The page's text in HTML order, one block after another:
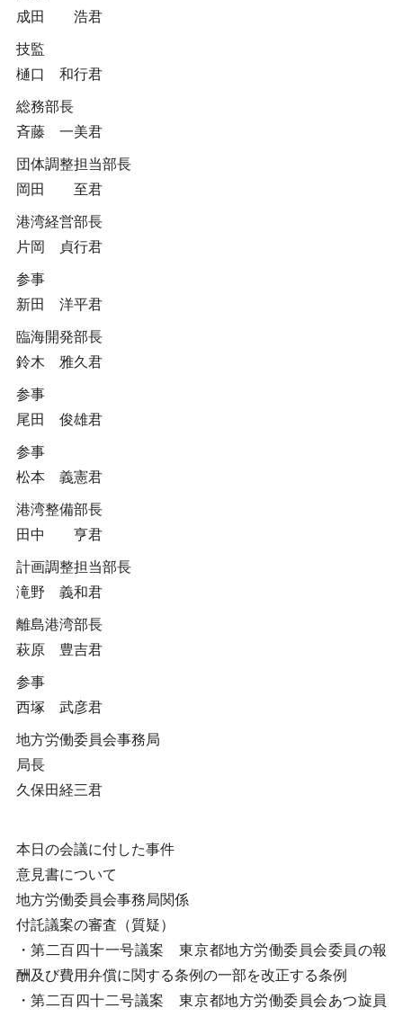
成田 浩君
技監
樋口 和行君
総務部長
斉藤 一美君
団体調整担当部長
岡田 至君
港湾経営部長
片岡 貞行君
参事
新田 洋平君
臨海開発部長
鈴木 雅久君
参事
尾田 俊雄君
参事
松本 義憲君
港湾整備部長
田中 亨君
計画調整担当部長
滝野 義和君
離島港湾部長
萩原 豊吉君
参事
西塚 武彦君
地方労働委員会事務局
局長
久保田経三君
本日の会議に付した事件
意見書について
地方労働委員会事務局関係
付託議案の審査（質疑）
・第二百四十一号議案 東京都地方労働委員会委員の報
酬及び費用弁償に関する条例の一部を改正する条例
・第二百四十二号議案 東京都地方労働委員会あつ旋員